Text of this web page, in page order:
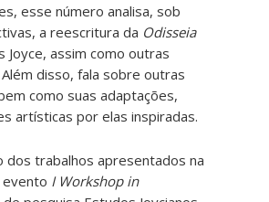
esse número analisa, sob
a reescritura da Odisseia
Joyce, assim como outras
disso, fala sobre outras
como suas adaptações,
artísticas por elas inspiradas.
dos trabalhos apresentados na
evento I Workshop in